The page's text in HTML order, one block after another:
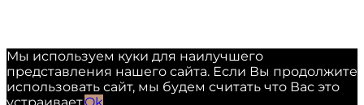
Мы используем куки для наилучшего
представления нашего сайта. Если Вы продолжите
использовать сайт, мы будем считать что Вас это